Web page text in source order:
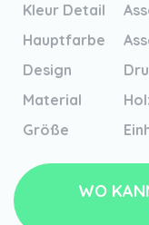
Kleur Detail
Hauptfarbe
Design
Material
Größe
WO